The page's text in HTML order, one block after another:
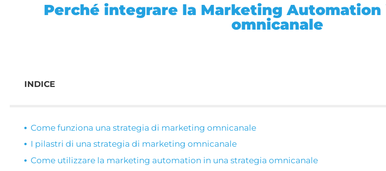
Perché integrare la Marketing
omnicanale
INDICE
Come funziona una strategia di marketing omnicanale
I pilastri di una strategia di marketing omnicanale
Come utilizzare la marketing automation in una strategia omnicanale